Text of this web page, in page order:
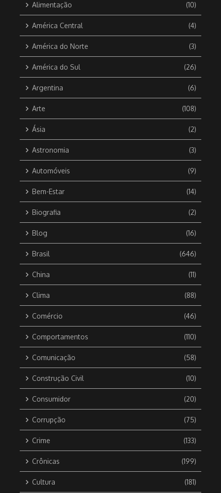
Alimentação (10)
América Central (4)
América do Norte (3)
América do Sul (26)
Argentina (6)
Arte (108)
Ásia (2)
Astronomia (3)
Automóveis (9)
Bem-Estar (14)
Biografia (2)
Blog (16)
Brasil (646)
China (11)
Clima (88)
Comércio (46)
Comportamentos (110)
Comunicação (58)
Construção Civil (10)
Consumidor (20)
Corrupção (75)
Crime (133)
Crônicas (199)
Cultura (181)